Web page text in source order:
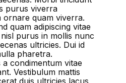
purus viverra
ornare quam viverra.
quam adipiscing vitae
purus in mollis nunc
ultricies. Dui id
pharetra.
condimentum vitae
Vestibulum mattis